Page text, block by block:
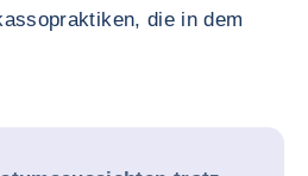
die in dem